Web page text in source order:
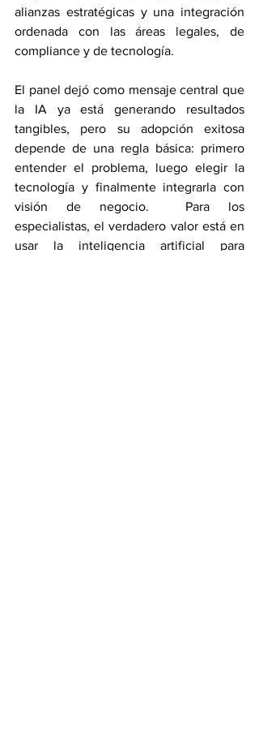
alianzas estratégicas y una integración
ordenada con las áreas legales, de
compliance y de tecnología.
El panel dejó como mensaje central que
la IA ya está generando resultados
tangibles, pero su adopción exitosa
depende de una regla básica: primero
entender el problema, luego elegir la
tecnología y finalmente integrarla con
visión de negocio.  Para los
especialistas, el verdadero valor está en
usar la inteligencia artificial para